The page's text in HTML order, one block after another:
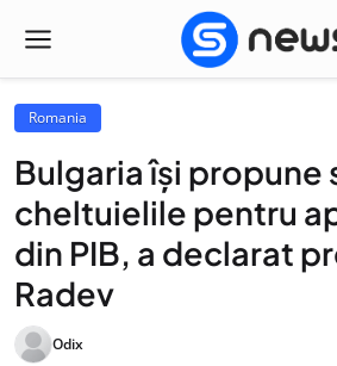
Romania
Bulgaria își propune
cheltuielile pentru
din PIB, a declarat
Radev
Odix